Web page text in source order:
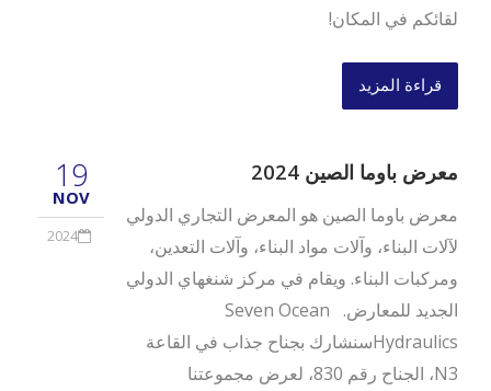
لقائكم في المكان!
قراءة المزيد
19
NOV
2024
معرض باوما الصين 2024
معرض باوما الصين هو المعرض التجاري الدولي
لآلات البناء، وآلات مواد البناء، وآلات التعدين،
ومركبات البناء. ويقام في مركز شنغهاي الدولي
الجديد للمعارض. Seven Ocean
Hydraulicsسنشارك بجناح جذاب في القاعة
N3، الجناح رقم 830، لعرض مجموعتنا